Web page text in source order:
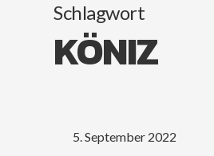
Schlagwort
KÖNIZ
5. September 2022